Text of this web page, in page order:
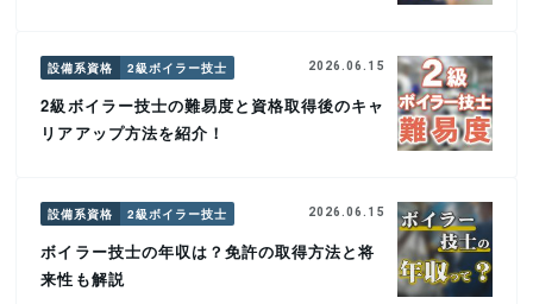
設備系資格 2級ボイラー技士 2026.06.15
2級ボイラー技士の難易度と資格取得後のキャ
リアアップ方法を紹介！
設備系資格 2級ボイラー技士 2026.06.15
ボイラー技士の年収は？免許の取得方法と将
来性も解説